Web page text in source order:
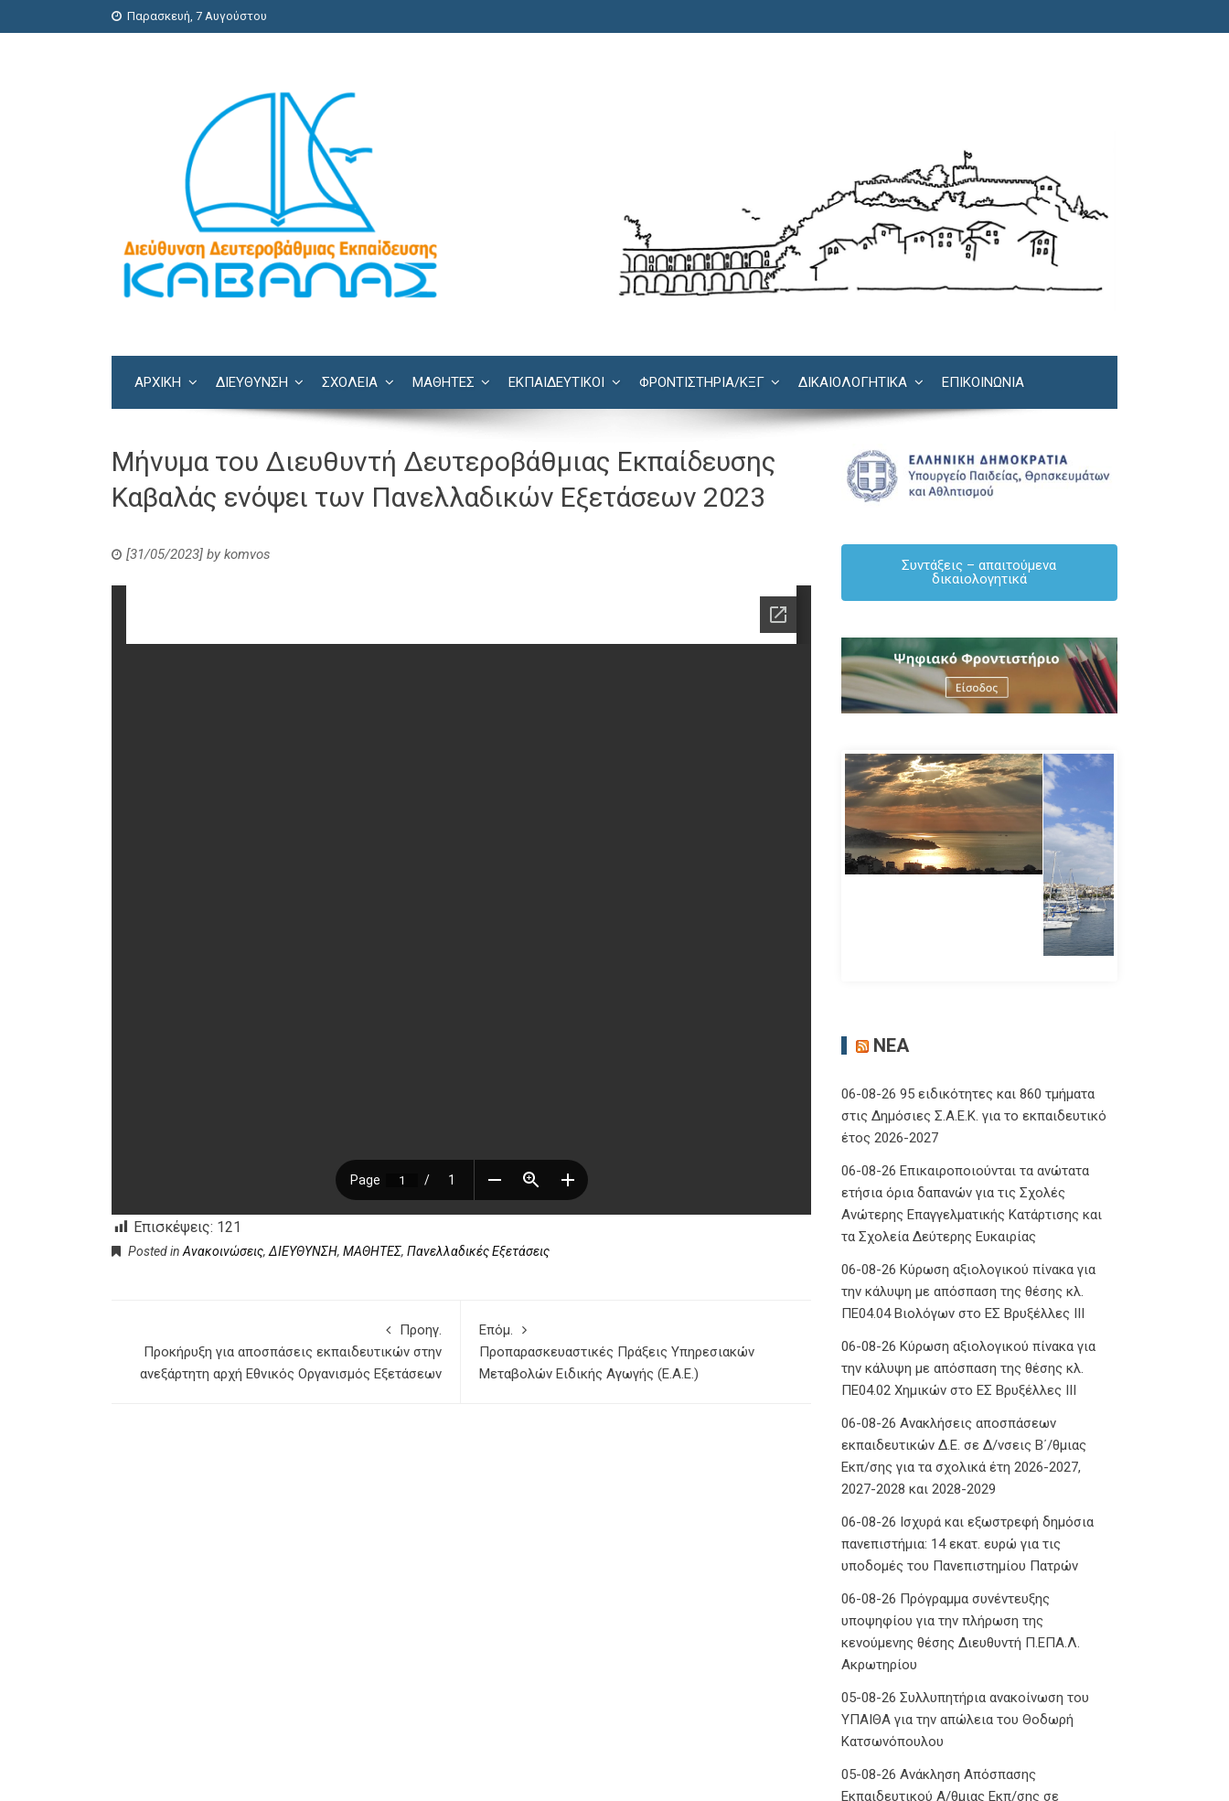
Παρασκευή, 7 Αυγούστου
ΑΡΧΙΚΗ ΔΙΕΎΘΥΝΣΗ ΣΧΟΛΕΊΑ ΜΑΘΗΤΕΣ ΕΚΠΑΙΔΕΥΤΙΚΟΙ ΦΡΟΝΤΙΣΤΉΡΙΑ/KΞΓ ΔΙΚΑΙΟΛΟΓΗΤΙΚΆ ΕΠΙΚΟΙΝΩΝΊΑ
Μήνυμα του Διευθυντή Δευτεροβάθμιας Εκπαίδευσης
Καβαλάς ενόψει των Πανελλαδικών Εξετάσεων 2023
[31/05/2023] by komvos
Επισκέψεις: 121
Posted inΑνακοινώσεις,ΔΙΕΥΘΥΝΣΗ, ΜΑΘΗΤΕΣ, Πανελλαδικές Εξετάσεις
Προηγ.
Προκήρυξη για αποσπάσεις εκπαιδευτικών στην
ανεξάρτητη αρχή Εθνικός Οργανισμός Εξετάσεων
Επόμ.
Προπαρασκευαστικές Πράξεις Υπηρεσιακών
Μεταβολών Ειδικής Αγωγής (Ε.Α.Ε.)
Συντάξεις – απαιτούμενα
δικαιολογητικά
ΝΈΑ
06-08-26 95 ειδικότητες και 860 τμήματα
στις Δημόσιες Σ.Α.Ε.Κ. για το εκπαιδευτικό
έτος 2026-2027
06-08-26 Επικαιροποιούνται τα ανώτατα
ετήσια όρια δαπανών για τις Σχολές
Ανώτερης Επαγγελματικής Κατάρτισης και
τα Σχολεία Δεύτερης Ευκαιρίας
06-08-26 Κύρωση αξιολογικού πίνακα για
την κάλυψη με απόσπαση της θέσης κλ.
ΠΕ04.04 Βιολόγων στο ΕΣ Βρυξέλλες ΙΙΙ
06-08-26 Κύρωση αξιολογικού πίνακα για
την κάλυψη με απόσπαση της θέσης κλ.
ΠΕ04.02 Χημικών στο ΕΣ Βρυξέλλες ΙΙΙ
06-08-26 Ανακλήσεις αποσπάσεων
εκπαιδευτικών Δ.Ε. σε Δ/νσεις Β΄/θμιας
Εκπ/σης για τα σχολικά έτη 2026-2027,
2027-2028 και 2028-2029
06-08-26 Ισχυρά και εξωστρεφή δημόσια
πανεπιστήμια: 14 εκατ. ευρώ για τις
υποδομές του Πανεπιστημίου Πατρών
06-08-26 Πρόγραμμα συνέντευξης
υποψηφίου για την πλήρωση της
κενούμενης θέσης Διευθυντή Π.ΕΠΑ.Λ.
Ακρωτηρίου
05-08-26 Συλλυπητήρια ανακοίνωση του
ΥΠΑΙΘΑ για την απώλεια του Θοδωρή
Κατσωνόπουλου
05-08-26 Ανάκληση Απόσπασης
Εκπαιδευτικού Α/θμιας Εκπ/σης σε